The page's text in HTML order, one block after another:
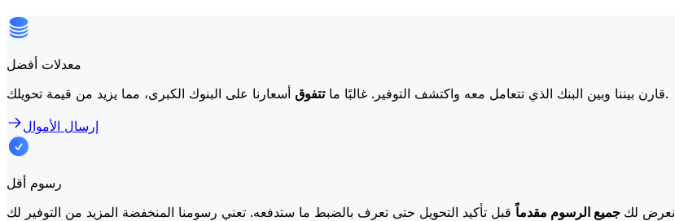
معدلات أفضل
قارن بيننا وبين البنك الذي تتعامل معه واكتشف التوفير. غالبًا ماتتفوق
أسعارنا على البنوك الكبرى، مما يزيد من قيمة تحويلك.
إرسال الأموال
رسوم أقل
نعرض لك جميع الرسوم مقدماً